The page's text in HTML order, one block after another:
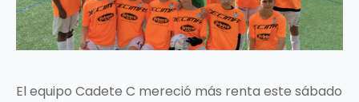
El equipo Cadete C mereció más renta este sábado